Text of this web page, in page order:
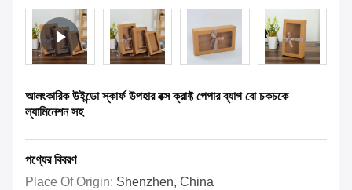
আলংকারিক উইন্ডো স্কার্ফ উপহার বক্স ক্রাফ্ট পেপার ব্যাগ বো চকচকে
ল্যামিনেশন সহ
পণ্যের বিবরণ
Place Of Origin: Shenzhen, China